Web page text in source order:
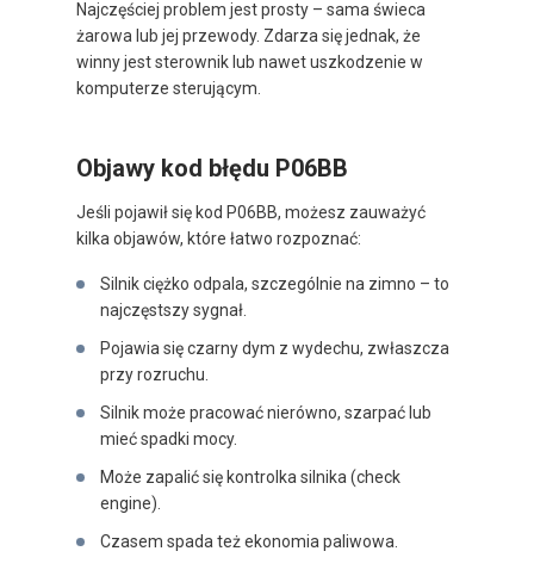
Najczęściej problem jest prosty – sama świeca
żarowa lub jej przewody. Zdarza się jednak, że
winny jest sterownik lub nawet uszkodzenie w
komputerze sterującym.
Objawy kod błędu P06BB
Jeśli pojawił się kod P06BB, możesz zauważyć
kilka objawów, które łatwo rozpoznać:
Silnik ciężko odpala, szczególnie na zimno – to
najczęstszy sygnał.
Pojawia się czarny dym z wydechu, zwłaszcza
przy rozruchu.
Silnik może pracować nierówno, szarpać lub
mieć spadki mocy.
Może zapalić się kontrolka silnika (check
engine).
Czasem spada też ekonomia paliwowa.